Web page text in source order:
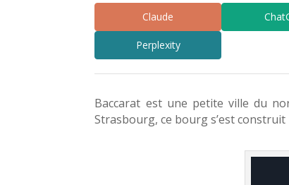
Claude
Perplexity
Baccarat est une petite ville du
Strasbourg, ce bourg s’est